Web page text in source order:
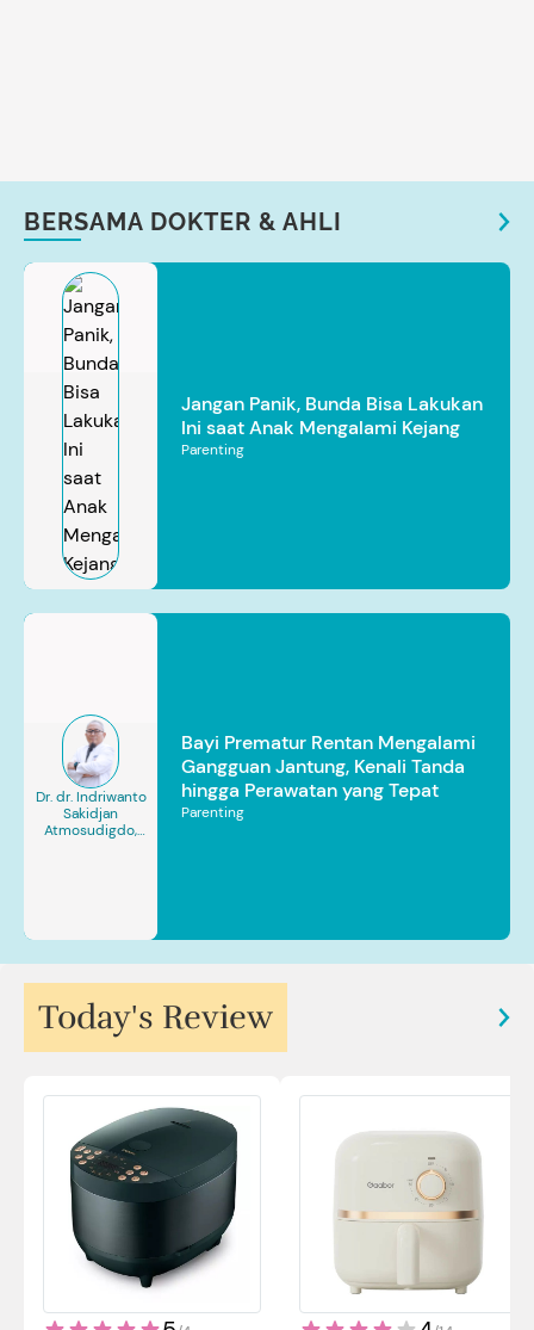
BERSAMA DOKTER & AHLI
Jangan Panik, Bunda Bisa Lakukan
Ini saat Anak Mengalami Kejang
Parenting
Dr. dr. Indriwanto
Sakidjan
Atmosudigdo,
Bayi Prematur Rentan Mengalami
Gangguan Jantung, Kenali Tanda
hingga Perawatan yang Tepat
Parenting
Today's Review